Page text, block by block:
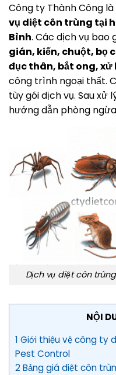
Công ty Thành Công
vụ diệt côn trùng tại
Bình. Các dịch vụ bao
gián, kiến, chuột, bọ
đục thân, bắt ong, xử
công trình ngoại thất.
tùy gói dịch vụ. Sau xử
hướng dẫn phòng
Dịch vụ diệt côn
NỘI
1 Giới thiệu vệ công ty
Pest Control
2 Bảng giá diệt côn